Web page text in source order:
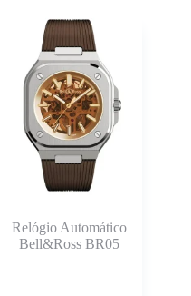
Relógio Automático
Bell&Ross BR05